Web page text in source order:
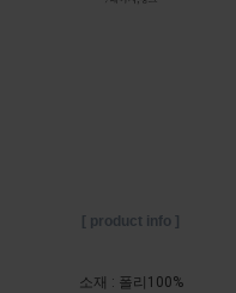
[ product info ]
소재 : 폴리100%